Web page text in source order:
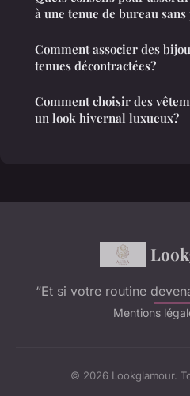
à une tenue de bureau
Comment associer des
tenues décontractées?
Comment choisir des
un look hivernal luxueux?
“Et si votre routine
Mentions
© 2026 Lookglamour.